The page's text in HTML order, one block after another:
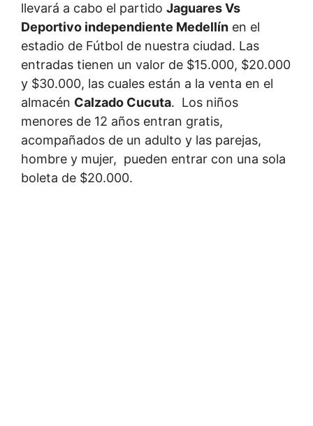
llevará a cabo el partido Jaguares Vs
Deportivo independiente Medellín en el
estadio de Fútbol de nuestra ciudad. Las
entradas tienen un valor de $15.000, $20.000
y $30.000, las cuales están a la venta en el
almacén Calzado Cucuta. Los niños
menores de 12 años entran gratis,
acompañados de un adulto y las parejas,
hombre y mujer, pueden entrar con una sola
boleta de $20.000.